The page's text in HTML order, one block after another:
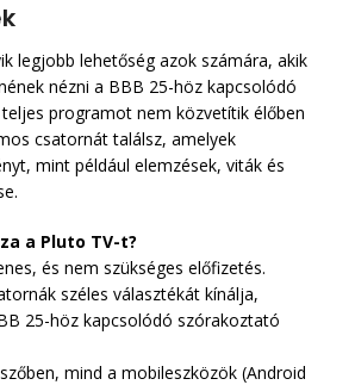
legjobb lehetőség azok számára, akik
nézni a BBB 25-höz kapcsolódó
programot nem közvetítik élőben
csatornát találsz, amelyek
mint például elemzések, viták és
a Pluto TV-t?
és nem szükséges előfizetés.
széles választékát kínálja,
25-höz kapcsolódó szórakoztató
mind a mobileszközök (Android